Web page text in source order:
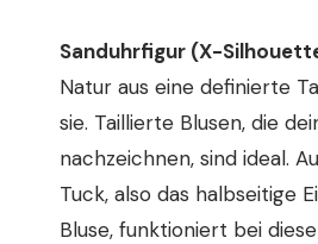
Sanduhrfigur (X-
Natur aus eine definierte
sie. Taillierte Blusen, die
nachzeichnen, sind ideal.
Tuck, also das halbseitige
Bluse, funktioniert bei